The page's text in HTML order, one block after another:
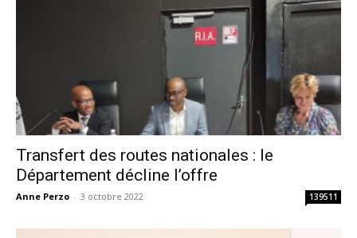
Transfert des routes nationales : le
Département décline l’offre
Anne Perzo - 3 octobre 2022 139511